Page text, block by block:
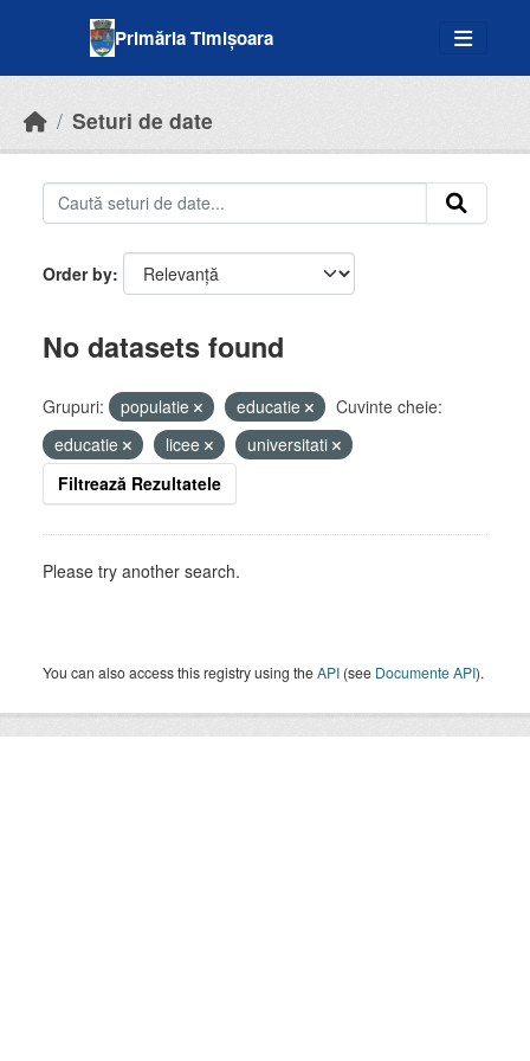
Primăria Timișoara
Seturi de date
Order by
No datasets found
Grupuri: populatie educatie
Cuvinte cheie:
educatie
licee
universitati
Filtrează Rezultatele
Please try another search.
You can also access this registry using theAPI (see Documente API).